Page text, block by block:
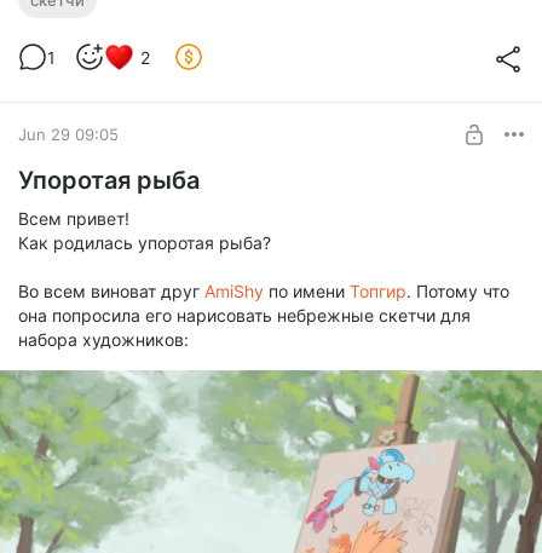
1 2
Jun 29 09:05
Упоротая рыба
Всем привет!
Как родилась упоротая рыба?
Во всем виноват друг AmiShy по имени Топгир. Потому что
она попросила его нарисовать небрежные скетчи для
набора художников: